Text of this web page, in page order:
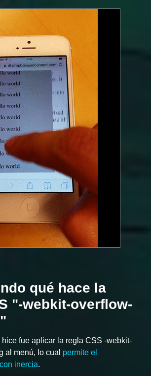
qué hace la
"-webkit-overflow-
hice fue aplicar la regla CSS -webkit-
al menú, lo cual permite el
inercia.